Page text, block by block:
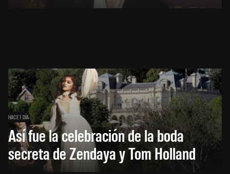
HACE 1 DÍA
Así fue la celebración de la boda
secreta de Zendaya y Tom Holland